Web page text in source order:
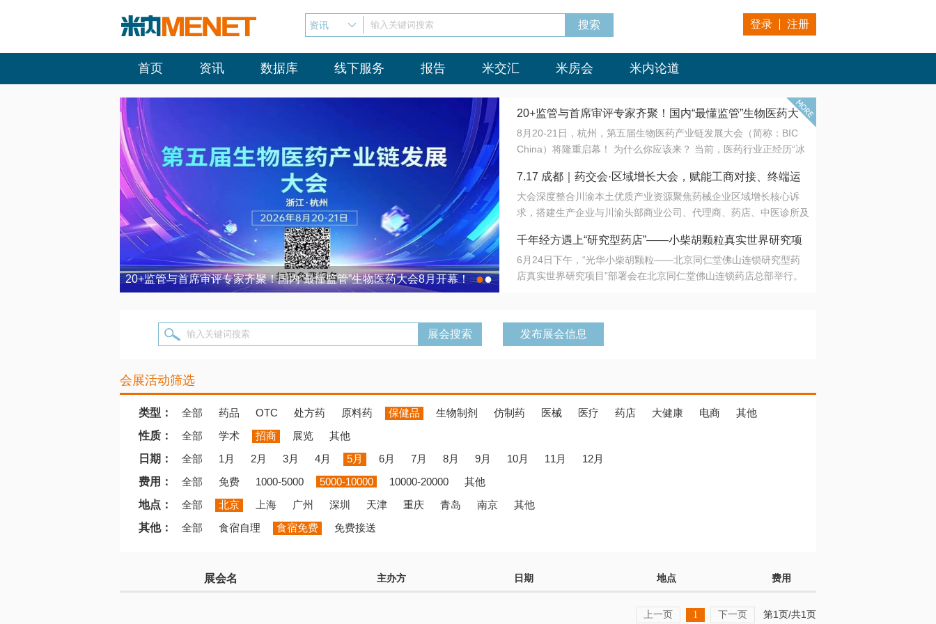
资讯 输入关键词搜索 登录 注册
首页 资讯 数据库 线下服务 报告 米交汇 米房会 米内论道
20+监管与首席审评专家齐聚！国内“最懂监管”生物医药大会8月开幕！ 7.17 成都｜药交会·区域增长大会，赋能工商对接、终端运营
●●
20+监管与首席审评专家齐聚！国内“最懂监管”生物医药大
会8月开幕！
8月20-21日，杭州，第五届生物医药产业链发展大会（简称：BIC
China）将隆重启幕！ 为什么你应该来？ 当前，医药行业正经历“冰
法正重新定义研发效率；另一端是创新药“最后一公里”的支付与入院
难题，呼唤更成熟的产业生态。 同质化“内卷”已无出路，全产业链协
同与出海能力建设才是破局关键。 本届大会以 “重构生态，定义未
算力突围；从中药创新、复杂药物制剂、CGT、多肽与小核酸的技
术攻坚，到CDMO的柔性智造。 我们致力于打破壁垒，让“实验
室”与“生产线”、“研发端”与“支付端”深度对话，更让监管、产业、资
7.17 成都｜药交会·区域增长大会，赋能工商对接、终端运
营
大会深度整合川渝本土优质产业资源聚焦药械企业区域增长核心诉
求，搭建生产企业与川渝头部商业公司、代理商、药店、中医诊所及
域增量份额夯实西南市场战略布局
千年经方遇上“研究型药店”——小柴胡颗粒真实世界研究项
目在北京同仁堂佛山连锁启动
6月24日下午，“光华小柴胡颗粒——北京同仁堂佛山连锁研究型药
店真实世界研究项目”部署会在北京同仁堂佛山连锁药店总部举行。
输入关键词搜索 发布展会信息
会展活动筛选
类型： 全部 药品 OTC 处方药 原料药 保健品 生物制剂 仿制药 医械 医疗 药店 大健康 电商
其他
性质：
全部 学术 招商 展览
其他
日期：
全部 1月 2月 3月 4月 5月 6月 7月 8月 9月 10月 11月
12月
费用：
全部 免费 1000-5000 5000-10000 10000-20000
其他
地点：
全部 北京 上海 广州 深圳 天津 重庆 青岛 南京
其他
其他：
全部 食宿自理 食宿免费 免费接送
展会名 主办方 日期 地点 费用
上一页 1 下一页 第1页/共1页